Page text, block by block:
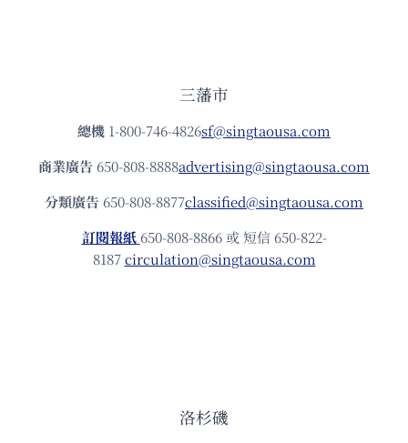
三藩市
總機 1-800-746-4826sf@singtaousa.com
商業廣告 650-808-8888advertising@singtaousa.com
分類廣告 650-808-8877classified@singtaousa.com
訂閱報紙 650-808-8866 或 短信 650-822-
8187circulation@singtaousa.com
洛杉磯